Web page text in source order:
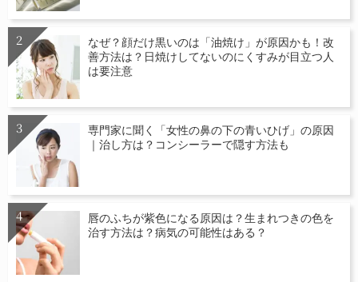
なぜ？顔だけ黒いのは「油焼け」が原因かも！改
善方法は？日焼けしてないのにくすみが目立つ人
は要注意
専門家に聞く「女性の鼻の下の青いひげ」の原因
｜治し方は？コンシーラーで隠す方法も
唇のふちが紫色になる原因は？生まれつきの色を
治す方法は？病気の可能性はある？